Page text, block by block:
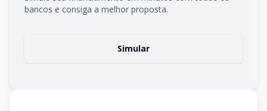
bancos e consiga a melhor proposta.
Simular